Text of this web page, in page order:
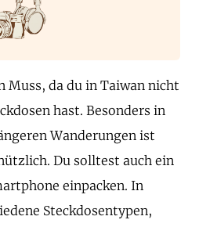
Muss, da du in Taiwan nicht
hast. Besonders in
Wanderungen ist
Du solltest auch ein
einpacken. In
Steckdosentypen,